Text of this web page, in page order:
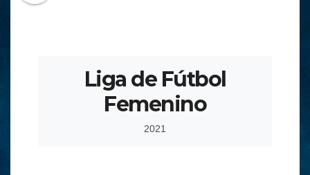
Liga de Fútbol
Femenino
2021